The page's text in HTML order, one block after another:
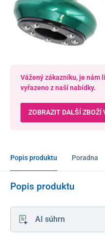
Vážený zákazníku, je nám
vyřazeno z naší nabídky.
ZOBRAZIT DALŠÍ ZBOŽÍ
Popis produktu Poradna
Popis produktu
AI súhrn